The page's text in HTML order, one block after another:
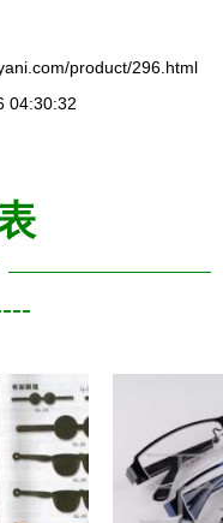
product/296.html
04:30:32